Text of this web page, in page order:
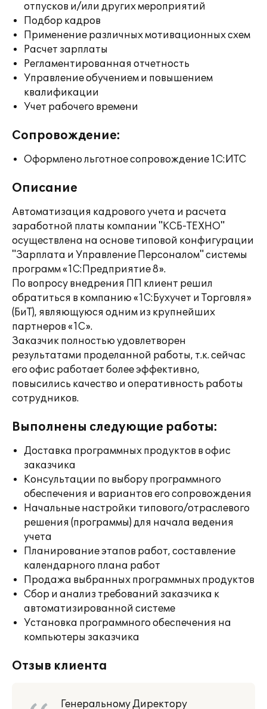
отпусков и/или других мероприятий
Подбор кадров
Применение различных мотивационных схем
Расчет зарплаты
Регламентированная отчетность
Управление обучением и повышением
квалификации
Учет рабочего времени
Сопровождение:
Оформлено льготное сопровождение 1С:ИТС
Описание
Автоматизация кадрового учета и расчета
заработной платы компании "КСБ-ТЕХНО"
осуществлена на основе типовой конфигурации
"Зарплата и Управление Персоналом" системы
программ «1С:Предприятие 8».
По вопросу внедрения ПП клиент решил
обратиться в компанию «1С:Бухучет и Торговля»
(БиТ), являющуюся одним из крупнейших
партнеров «1С».
Заказчик полностью удовлетворен
результатами проделанной работы, т.к. сейчас
его офис работает более эффективно,
повысились качество и оперативность работы
сотрудников.
Выполнены следующие работы:
Доставка программных продуктов в офис
заказчика
Консультации по выбору программного
обеспечения и вариантов его сопровождения
Начальные настройки типового/отраслевого
решения (программы) для начала ведения
учета
Планирование этапов работ, составление
календарного плана работ
Продажа выбранных программных продуктов
Сбор и анализ требований заказчика к
автоматизированной системе
Установка программного обеспечения на
компьютеры заказчика
Отзыв клиента
Генеральному Директору